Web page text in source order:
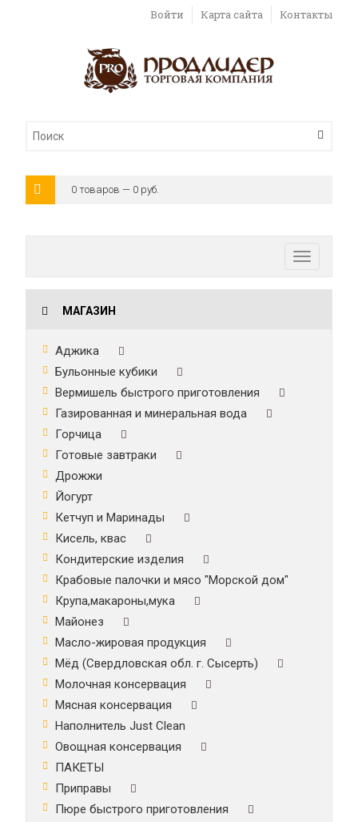
Войти Карта сайта Контакты
0 товаров — 0 руб.
Toggle
navigation
МАГАЗИН
Аджика
Бульонные кубики
Вермишель быстрого приготовления
Газированная и минеральная вода
Горчица
Готовые завтраки
Дрожжи
Йогурт
Кетчуп и Маринады
Кисель, квас
Кондитерские изделия
Крабовые палочки и мясо "Морской дом"
Крупа,макароны,мука
Майонез
Масло-жировая продукция
Мёд (Свердловская обл. г. Сысерть)
Молочная консервация
Мясная консервация
Наполнитель Just Clean
Овощная консервация
ПАКЕТЫ
Приправы
Пюре быстрого приготовления